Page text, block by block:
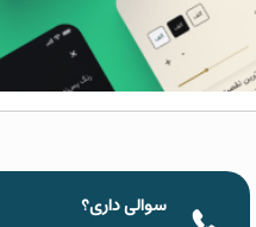
سوالی داری؟